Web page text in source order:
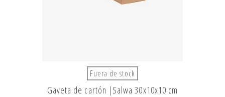
Fuera de stock
Gaveta de cartón |Salwa 30x10x10 cm